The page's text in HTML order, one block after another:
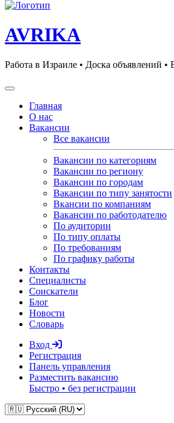
AVRIKA
Работа в Израиле • Доска объявлений •
Главная
О нас
Вакансии
Все вакансии
Вакансии по категориям
Вакансии по региону
Вакансии по городам
Вакансии по типу занятости
Вкансии по компаниям
Вакансии по работодателю
По аудитории
По типу оплаты
По требованиям
По графику работы
Контакты
Специалисты
Соискатели
Блог
Новости
Словарь
Вход
Регистрация
Панель управления
Разместить вакансию
Быстро • без регистрации